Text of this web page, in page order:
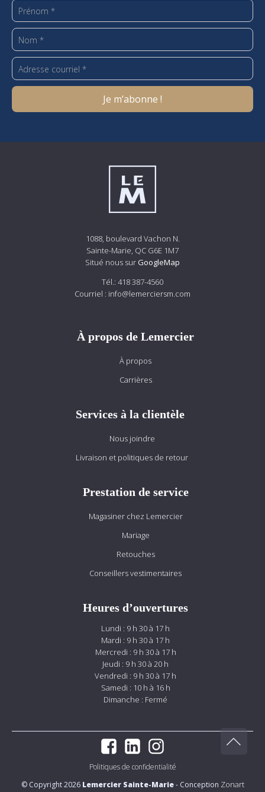
1088, boulevard Vachon N.
Sainte-Marie, QC G6E 1M7
Situé nous sur GoogleMap
Tél.: 418 387-4560
Courriel : info@lemerciersm.com
À propos de Lemercier
À propos
Carrières
Services à la clientèle
Nous joindre
Livraison et politiques de retour
Prestation de service
Magasiner chez Lemercier
Mariage
Retouches
Conseillers vestimentaires
Heures d’ouvertures
Lundi : 9 h 30 à 17 h
Mardi : 9 h 30 à 17 h
Mercredi : 9 h 30 à 17 h
Jeudi : 9 h 30 à 20 h
Vendredi : 9 h 30 à 17 h
Samedi : 10 h à 16 h
Dimanche : Fermé
© Copyright 2026 Lemercier Sainte-Marie- Conception Zonart
Politiques de confidentialité